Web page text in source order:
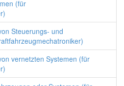
(für
Steuerungs- und
vernetzten Systemen (für